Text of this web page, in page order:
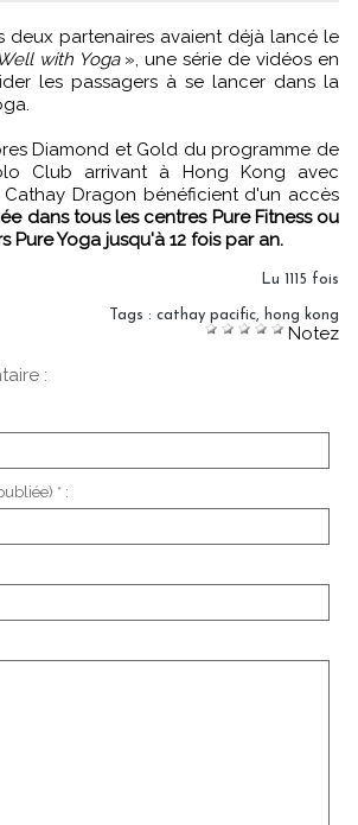
with Yoga», une série de vidéos en
les passagers à se lancer dans la
Diamond et Gold du programme de
Club arrivant à Hong Kong avec
Dragon bénéficient d'un accès
dans tous les centres Pure Fitness ou
Pure Yoga jusqu'à 12 fois par an.
Lu 1115 fois
Tags : cathay pacific, hong kong
Notez
:
* :